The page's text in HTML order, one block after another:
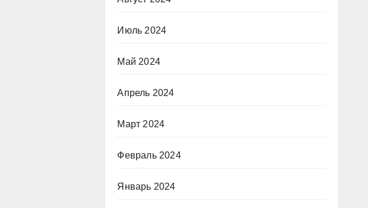
Июль 2024
Май 2024
Апрель 2024
Март 2024
Февраль 2024
Январь 2024